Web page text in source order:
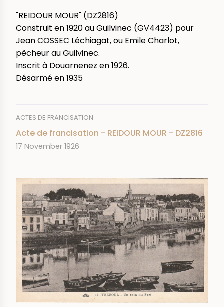
"REIDOUR MOUR" (DZ2816)
Construit en 1920 au Guilvinec (GV4423) pour
Jean COSSEC Léchiagat, ou Emile Charlot,
pêcheur au Guilvinec.
Inscrit à Douarnenez en 1926.
Désarmé en 1935
ACTES DE FRANCISATION
Acte de francisation - REIDOUR MOUR - DZ2816
DATE
17 November 1926
IMAGE